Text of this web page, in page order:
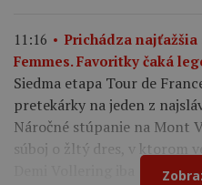
11:16
Prichádza najťažšia
Femmes. Favoritky čaká
Siedma etapa Tour de
pretekárky na jeden z
Náročné stúpanie na Mont
súboj o žltý dres, v ktorom
Demi Vollering iba 12